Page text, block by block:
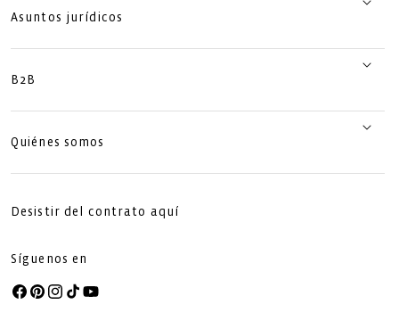
Asuntos jurídicos
B2B
Quiénes somos
Desistir del contrato aquí
Síguenos en
Facebook
Pinterest
Instagram
TikTokYouTube